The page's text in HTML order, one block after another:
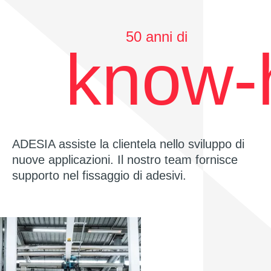
50 anni di
ADESIA assiste la clientela nello sviluppo di
nuove applicazioni. Il nostro team fornisce
supporto nel fissaggio di adesivi.